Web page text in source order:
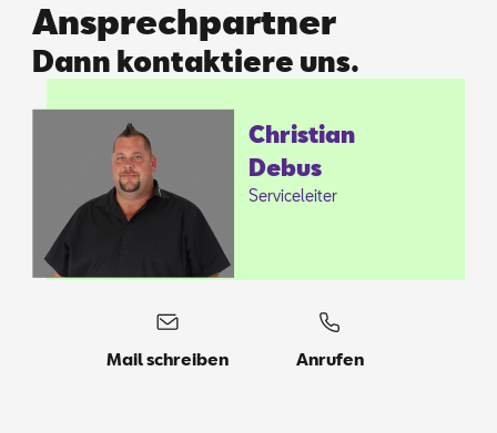
Ansprechpartner
Dann kontaktiere uns.
Chris­ti­an
De­bus
Ser­vice­lei­ter
Mail schreiben Anrufen